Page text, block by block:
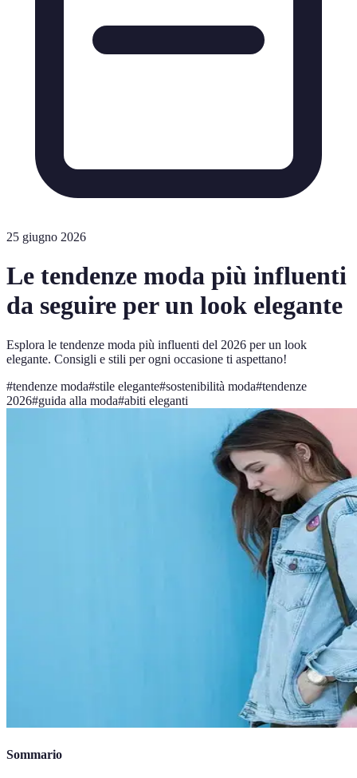
25 giugno 2026
Le tendenze moda più influenti
da seguire per un look elegante
Esplora le tendenze moda più influenti del 2026 per un look
elegante. Consigli e stili per ogni occasione ti aspettano!
#tendenze moda#stile elegante#sostenibilità moda#tendenze
2026#guida alla moda#abiti eleganti
Sommario